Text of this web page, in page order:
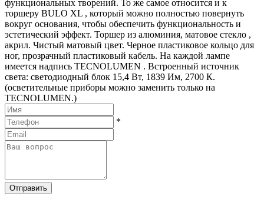
функциональных творений. То же самое относится и к
торшеру BULO XL , который можно полностью повернуть
вокруг основания, чтобы обеспечить функциональность и
эстетический эффект. Торшер из алюминия, матовое стекло ,
акрил. Чистый матовый цвет. Черное пластиковое кольцо для
ног, прозрачный пластиковый кабель. На каждой лампе
имеется надпись TECNOLUMEN . Встроенный источник
света: светодиодный блок 15,4 Вт, 1839 Им, 2700 К.
(осветительные приборы можно заменить только на
TECNOLUMEN.)
*
Отправить